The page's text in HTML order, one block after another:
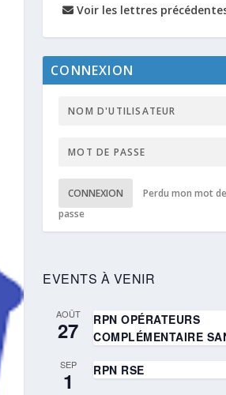
Voir les lettres
CONNEXION
CONNEXION
Perdu mon mot de
passe
EVENTS À VENIR
AOÛT
27
RPN OPÉRATEURS
COMPLÉMENTAIRE
SEP
1 RPN RSE